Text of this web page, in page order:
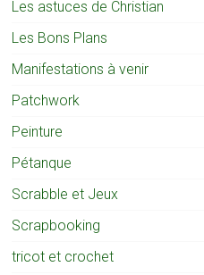
Les astuces de Christian
Les Bons Plans
Manifestations à venir
Patchwork
Peinture
Pétanque
Scrabble et Jeux
Scrapbooking
tricot et crochet